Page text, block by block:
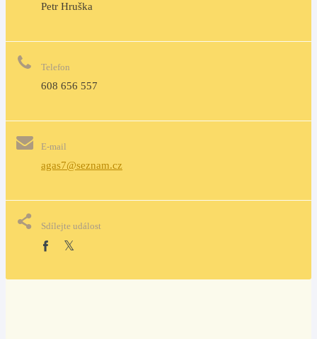
Petr Hruška
Telefon
608 656 557
E-mail
agas7@seznam.cz
Sdílejte událost